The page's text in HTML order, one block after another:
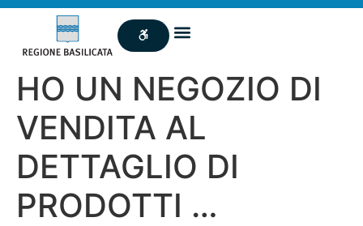
HO UN NEGOZIO DI
VENDITA AL
DETTAGLIO DI
PRODOTTI …